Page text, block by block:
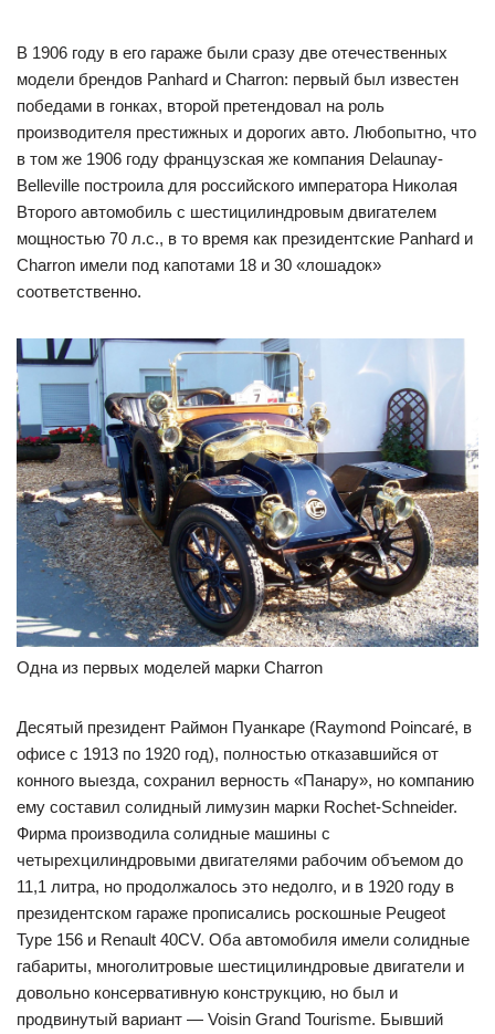
В 1906 году в его гараже были сразу две отечественных
модели брендов Panhard и Charron: первый был известен
победами в гонках, второй претендовал на роль
производителя престижных и дорогих авто. Любопытно, что
в том же 1906 году французская же компания Delaunay-
Belleville построила для российского императора Николая
Второго автомобиль с шестицилиндровым двигателем
мощностью 70 л.с., в то время как президентские Panhard и
Charron имели под капотами 18 и 30 «лошадок»
соответственно.
Одна из первых моделей марки Charron
Десятый президент Раймон Пуанкаре (Raymond Poincaré, в
офисе с 1913 по 1920 год), полностью отказавшийся от
конного выезда, сохранил верность «Панару», но компанию
ему составил солидный лимузин марки Rochet-Schneider.
Фирма производила солидные машины с
четырехцилиндровыми двигателями рабочим объемом до
11,1 литра, но продолжалось это недолго, и в 1920 году в
президентском гараже прописались роскошные Peugeot
Type 156 и Renault 40CV. Оба автомобиля имели солидные
габариты, многолитровые шестицилиндровые двигатели и
довольно консервативную конструкцию, но был и
продвинутый вариант — Voisin Grand Tourisme. Бывший